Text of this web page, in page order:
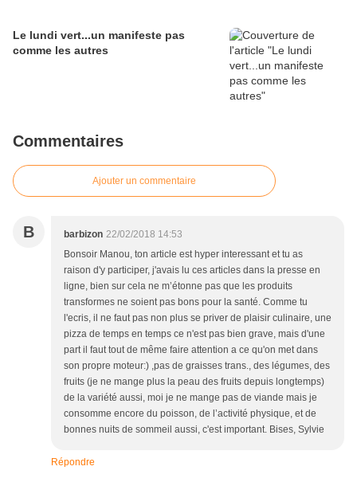
Le lundi vert...un manifeste pas
comme les autres
Commentaires
Ajouter un commentaire
B barbizon 22/02/2018 14:53
Bonsoir Manou, ton article est hyper interessant et tu as
raison d'y participer, j'avais lu ces articles dans la presse en
ligne, bien sur cela ne m’étonne pas que les produits
transformes ne soient pas bons pour la santé. Comme tu
l'ecris, il ne faut pas non plus se priver de plaisir culinaire, une
pizza de temps en temps ce n'est pas bien grave, mais d'une
part il faut tout de même faire attention a ce qu'on met dans
son propre moteur:) ,pas de graisses trans., des légumes, des
fruits (je ne mange plus la peau des fruits depuis longtemps)
de la variété aussi, moi je ne mange pas de viande mais je
consomme encore du poisson, de l’activité physique, et de
bonnes nuits de sommeil aussi, c'est important. Bises, Sylvie
Répondre